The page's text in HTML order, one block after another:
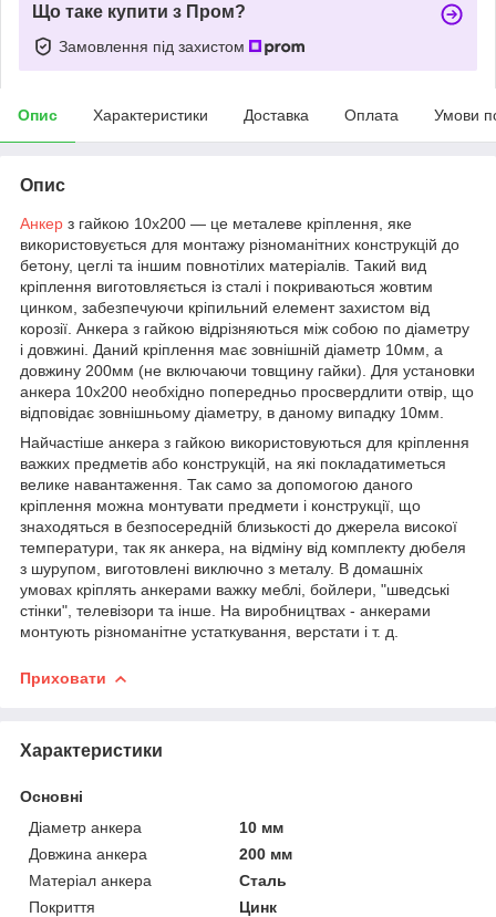
Що таке купити з Пром?
Замовлення під захистом
Опис Характеристики Доставка Оплата Умови
Опис
Анкер з гайкою 10х200 ― це металеве кріплення, яке
використовується для монтажу різноманітних конструкцій до
бетону, цеглі та іншим повнотілих матеріалів. Такий вид
кріплення виготовляється із сталі і покриваються жовтим
цинком, забезпечуючи кріпильний елемент захистом від
корозії. Анкера з гайкою відрізняються між собою по діаметру
і довжині. Даний кріплення має зовнішній діаметр 10мм, а
довжину 200мм (не включаючи товщину гайки). Для установки
анкера 10х200 необхідно попередньо просвердлити отвір, що
відповідає зовнішньому діаметру, в даному випадку 10мм.
Найчастіше анкера з гайкою використовуються для кріплення
важких предметів або конструкцій, на які покладатиметься
велике навантаження. Так само за допомогою даного
кріплення можна монтувати предмети і конструкції, що
знаходяться в безпосередній близькості до джерела високої
температури, так як анкера, на відміну від комплекту дюбеля
з шурупом, виготовлені виключно з металу. В домашніх
умовах кріплять анкерами важку меблі, бойлери, "шведські
стінки", телевізори та інше. На виробництвах - анкерами
монтують різноманітне устаткування, верстати і т. д.
Приховати
Характеристики
Основні
Діаметр анкера
10 мм
Довжина анкера
200 мм
Матеріал анкера
Сталь
Покриття
Цинк